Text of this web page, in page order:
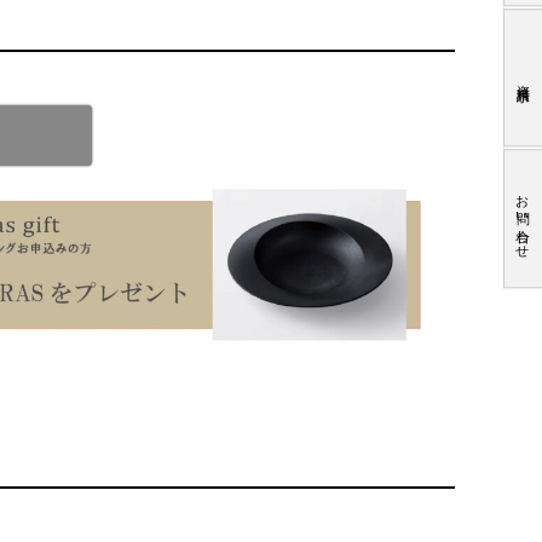
お問い合わせ